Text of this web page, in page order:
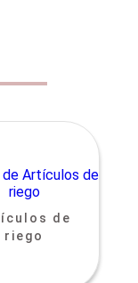
de
riego